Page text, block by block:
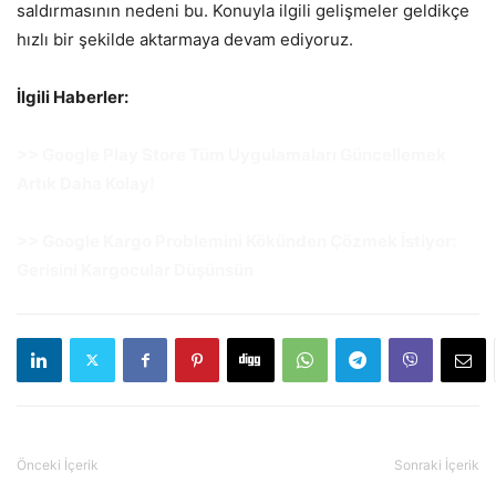
saldırmasının nedeni bu. Konuyla ilgili gelişmeler geldikçe
hızlı bir şekilde aktarmaya devam ediyoruz.
İlgili Haberler:
Önceki İçerik Sonraki İçerik